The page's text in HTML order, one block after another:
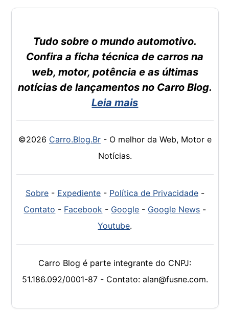
Tudo sobre o mundo automotivo.
Confira a ficha técnica de carros na
web, motor, potência e as últimas
notícias de lançamentos no Carro Blog.
Leia mais
©2026 Carro.Blog.Br- O melhor da Web, Motor e
Notícias.
Sobre- Expediente- Política de Privacidade-
Contato - Facebook - Google - Google News -
Youtube.
Carro Blog é parte integrante do CNPJ:
51.186.092/0001-87 - Contato: alan@fusne.com.